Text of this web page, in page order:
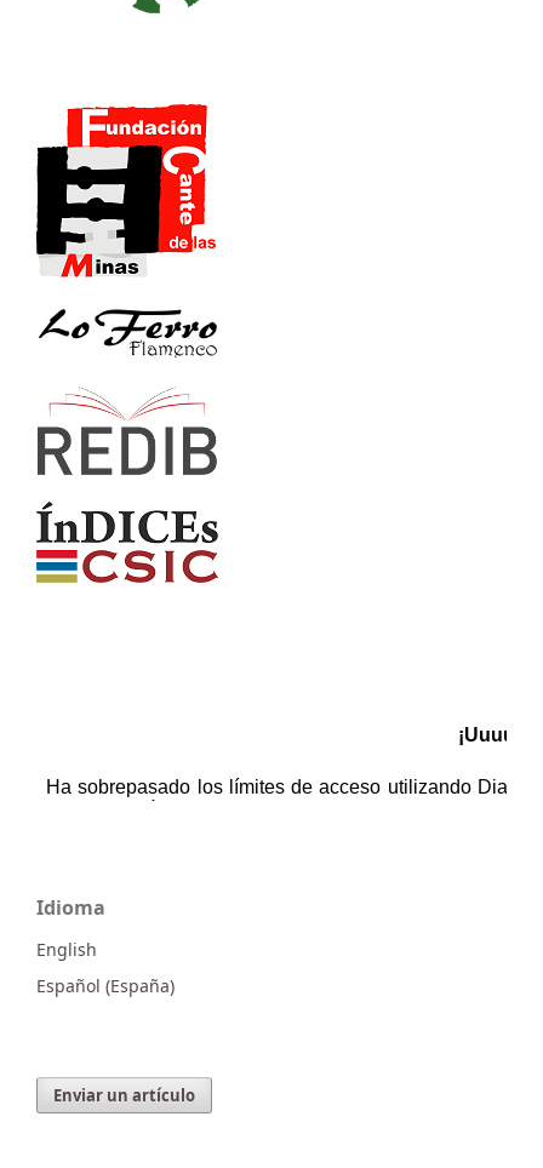
Idioma
English
Español (España)
Enviar un artículo